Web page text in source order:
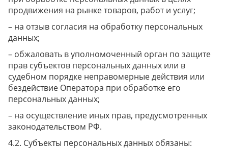
продвижения на рынке товаров, работ и услуг;
– на отзыв согласия на обработку персональных
данных;
– обжаловать в уполномоченный орган по защите
прав субъектов персональных данных или в
судебном порядке неправомерные действия или
бездействие Оператора при обработке его
персональных данных;
– на осуществление иных прав, предусмотренных
законодательством РФ.
Субъекты персональных данных обязаны: